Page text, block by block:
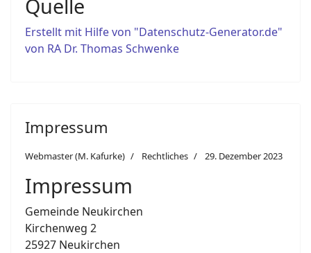
Quelle
Erstellt mit Hilfe von "Datenschutz-Generator.de"
von RA Dr. Thomas Schwenke
Impressum
Webmaster (M. Kafurke) Rechtliches 29. Dezember 2023
Impressum
Gemeinde Neukirchen
Kirchenweg 2
25927 Neukirchen